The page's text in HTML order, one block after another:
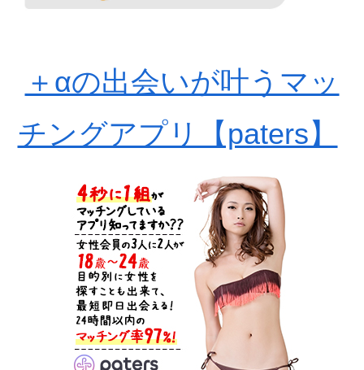
＋αの出会いが叶うマッ
チングアプリ【paters】